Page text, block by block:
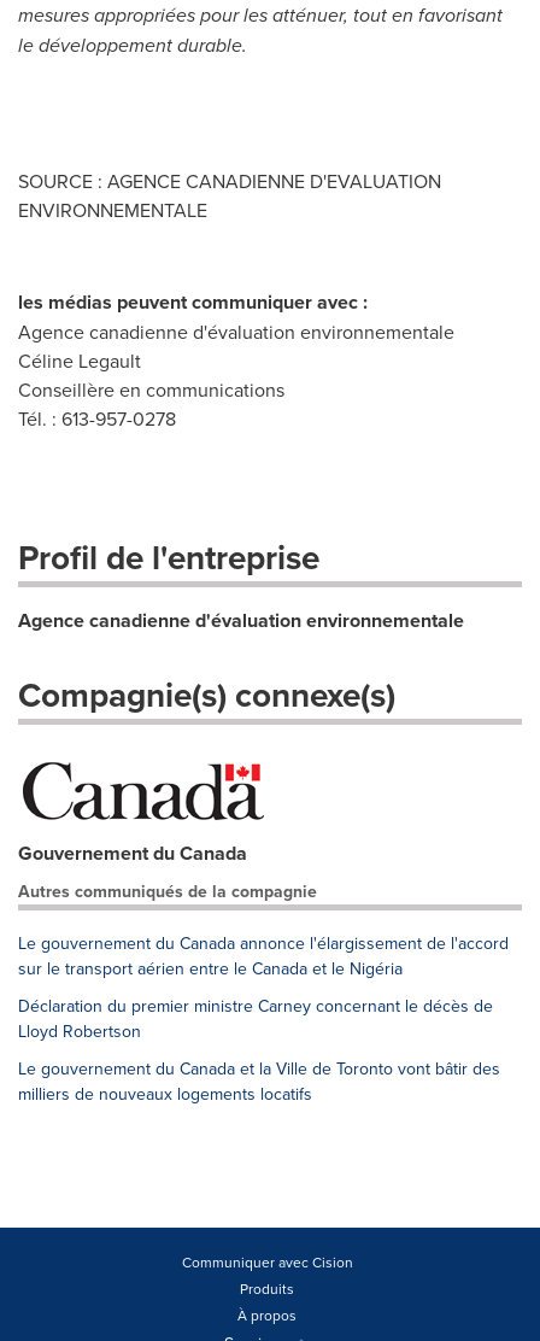
mesures appropriées pour les atténuer, tout en favorisant
le développement durable.
SOURCE : AGENCE CANADIENNE D'EVALUATION
ENVIRONNEMENTALE
les médias peuvent communiquer avec :
Agence canadienne d'évaluation environnementale
Céline Legault
Conseillère en communications
Tél. : 613-957-0278
Profil de l'entreprise
Agence canadienne d'évaluation environnementale
Compagnie(s) connexe(s)
Gouvernement du Canada
Autres communiqués de la compagnie
Le gouvernement du Canada annonce l'élargissement de l'accord
sur le transport aérien entre le Canada et le Nigéria
Déclaration du premier ministre Carney concernant le décès de
Lloyd Robertson
Le gouvernement du Canada et la Ville de Toronto vont bâtir des
milliers de nouveaux logements locatifs
Communiquer avec Cision
Produits
À propos